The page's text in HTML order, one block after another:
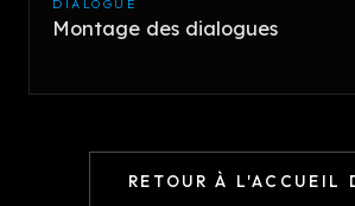
Montage des dialogues
RETOUR À L'ACCUEIL